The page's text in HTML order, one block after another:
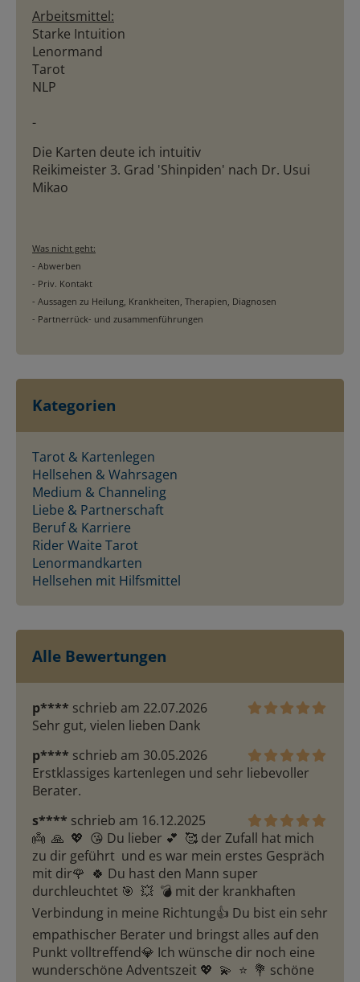
Arbeitsmittel:
Starke Intuition
Lenormand
Tarot
NLP
-
Die Karten deute ich intuitiv
Reikimeister 3. Grad 'Shinpiden' nach Dr. Usui
Mikao
Was nicht geht:
- Abwerben
- Priv. Kontakt
- Aussagen zu Heilung, Krankheiten, Therapien, Diagnosen
- Partnerrück- und zusammenführungen
Kategorien
Tarot & Kartenlegen
Hellsehen & Wahrsagen
Medium & Channeling
Liebe & Partnerschaft
Beruf & Karriere
Rider Waite Tarot
Lenormandkarten
Hellsehen mit Hilfsmittel
Alle Bewertungen
p**** schrieb am 22.07.2026
Sehr gut, vielen lieben Dank
p**** schrieb am 30.05.2026
Erstklassiges kartenlegen und sehr liebevoller
Berater.
s**** schrieb am 16.12.2025
👼  🙏  💖  😘 Du lieber 💕  🥰 der Zufall hat mich
zu dir geführt  und es war mein erstes Gespräch
mit dir🌹  🍀 Du hast den Mann super
durchleuchtet 🎯  💥  💣 mit der krankhaften
Verbindung in meine Richtung👍 Du bist ein sehr
empathischer Berater und bringst alles auf den
Punkt volltreffend💎 Ich wünsche dir noch eine
wunderschöne Adventszeit 💖  💫  ⭐  💐 schöne